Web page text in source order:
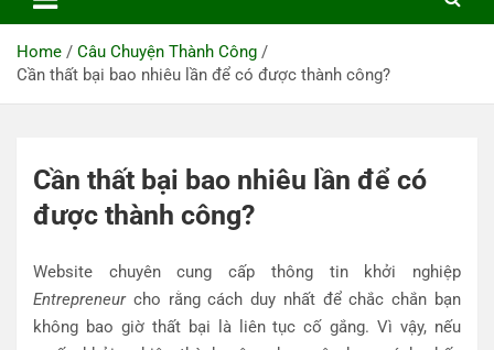
Home
Câu Chuyện Thành Công
Cần thất bại bao nhiêu lần để có được thành công?
Cần thất bại bao nhiêu lần để có
được thành công?
Website chuyên cung cấp thông tin khởi nghiệp
Entrepreneurcho rằng cách duy nhất để chắc chắn bạn
không bao giờ thất bại là liên tục cố gắng. Vì vậy, nếu